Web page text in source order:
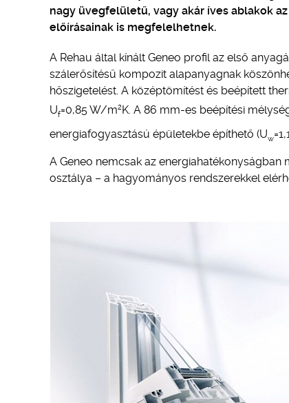
nagy üvegfelületű, vagy akár íves ablakok
előírásainak is megfelelhetnek.
A Rehau által kínált Geneo profil az első
szálerősítésű kompozit alapanyagnak
hőszigetelést. A középtömítést és beépített
Uf=0,85 W/m2K. A 86 mm-es beépítési
energiafogyasztású épületekbe építhető (Uw
A Geneo nemcsak az
osztálya – a hagyományos rendszerekkel